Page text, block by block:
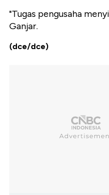
"Tugas pengusaha
Ganjar.
(dce/dce)